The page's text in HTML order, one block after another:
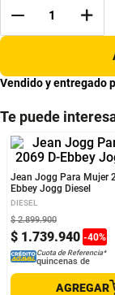
Vendido y entregado
Te puede
Jean Jogg Para Mujer
Ebbey Jogg Diesel
DIESEL
$ 1.739.940 -40%
$ 2.899.900
Cuota de Referencia*
quincenas de
AGREGAR